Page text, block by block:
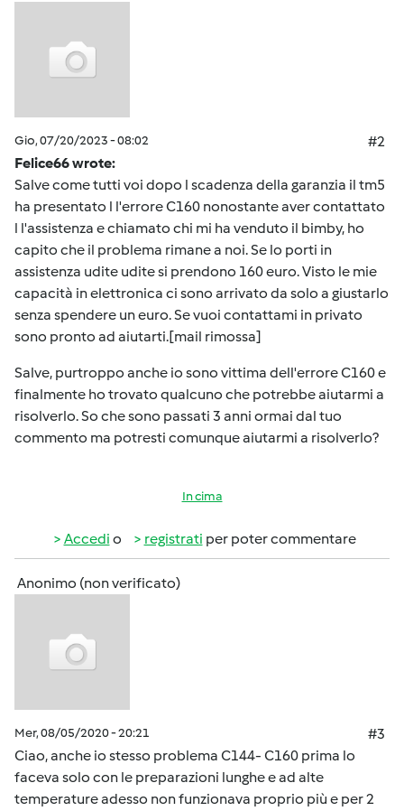
Gio, 07/20/2023 - 08:02
#2
Felice66 wrote:
Salve come tutti voi dopo l scadenza della garanzia il tm5
ha presentato l l'errore C160 nonostante aver contattato
l l'assistenza e chiamato chi mi ha venduto il bimby, ho
capito che il problema rimane a noi. Se lo porti in
assistenza udite udite si prendono 160 euro. Visto le mie
capacità in elettronica ci sono arrivato da solo a giustarlo
senza spendere un euro. Se vuoi contattami in privato
sono pronto ad aiutarti.[mail rimossa]
Salve, purtroppo anche io sono vittima dell'errore C160 e
finalmente ho trovato qualcuno che potrebbe aiutarmi a
risolverlo. So che sono passati 3 anni ormai dal tuo
commento ma potresti comunque aiutarmi a risolverlo?
In cima
Accedi o registrati per poter commentare
Anonimo (non verificato)
Mer, 08/05/2020 - 20:21
#3
Ciao, anche io stesso problema C144- C160 prima lo
faceva solo con le preparazioni lunghe e ad alte
temperature adesso non funzionava proprio più e per 2